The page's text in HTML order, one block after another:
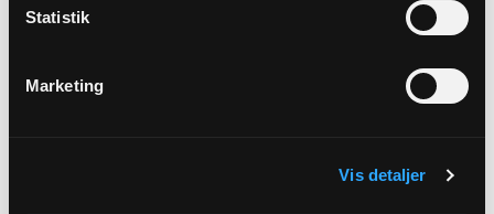
Statistik
Marketing
Vis detaljer